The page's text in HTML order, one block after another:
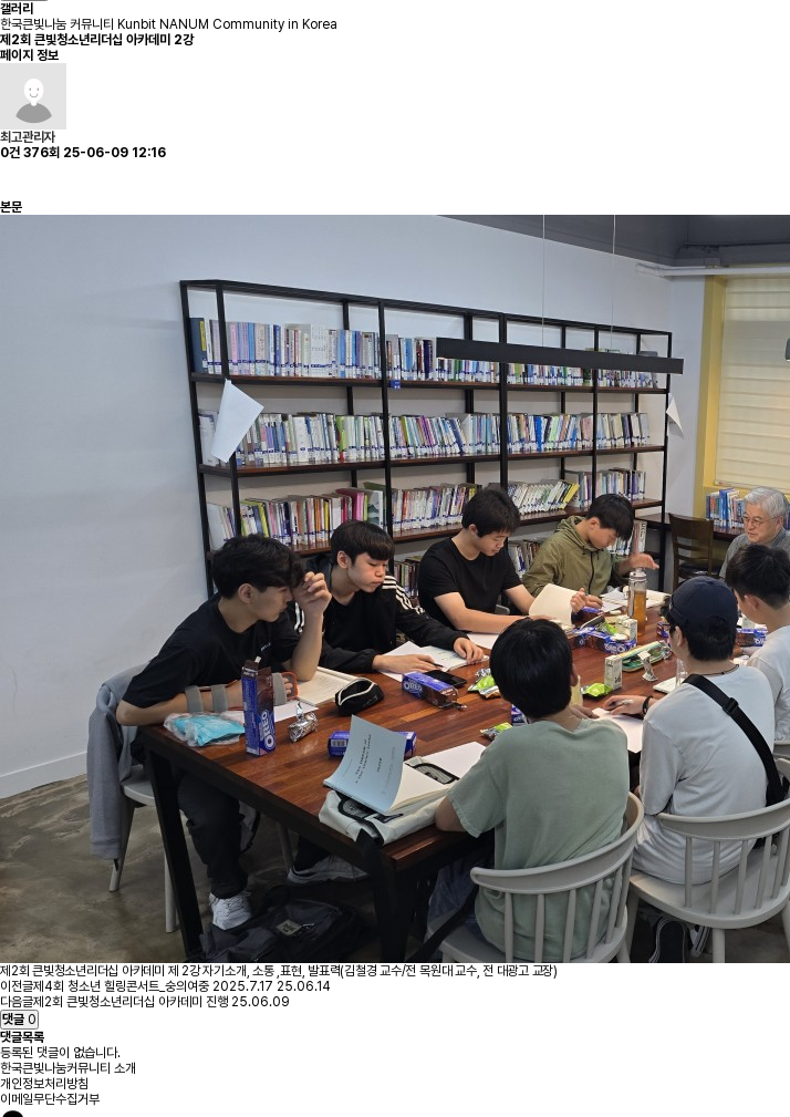
갤러리
한국큰빛나눔 커뮤니티 Kunbit NANUM Community in Korea
제2회 큰빛청소년리더십 아카데미 2강
페이지 정보
최고관리자
0건 376회 25-06-09 12:16
본문
제2회 큰빛청소년리더십 아카데미 제 2강 자기소개, 소통 ,표현, 발표력(김철경 교수/전 목원대 교수, 전 대광고 교장)
이전글제4회 청소년 힐링콘서트_숭의여중 2025.7.17 25.06.14
다음글제2회 큰빛청소년리더십 아카데미 진행 25.06.09
댓글 0
댓글목록
등록된 댓글이 없습니다.
한국큰빛나눔커뮤니티 소개
개인정보처리방침
이메일무단수집거부